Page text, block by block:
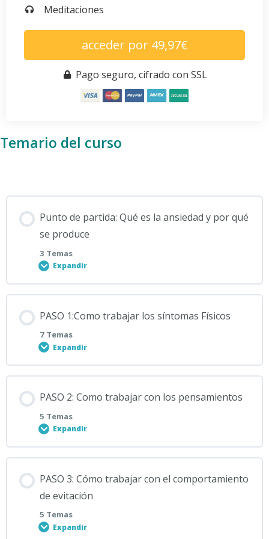
Meditaciones
acceder por 49,97€
Pago seguro, cifrado con SSL
Temario del curso
Punto de partida: Qué es la ansiedad y por qué
se produce
3 Temas
Expandir
0% COMPLETADO
¿Qué voy a tener que trabajar con mi ansiedad?. Los
tres componentes
PASO 1:Como trabajar los síntomas Físicos
7 Temas
Expandir
Herramienta 1 para los síntomas físicos: El ejercicio
físico
PASO 2: Como trabajar con los pensamientos
5 Temas
Expandir
0% COMPLETADO
Descubriendo los pensamientos que te generan
PASO 3: Cómo trabajar con el comportamiento
de evitación
5 Temas
Expandir